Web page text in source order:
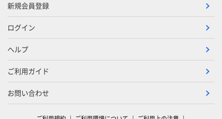
新規会員登録
ログイン
ヘルプ
ご利用ガイド
お問い合わせ